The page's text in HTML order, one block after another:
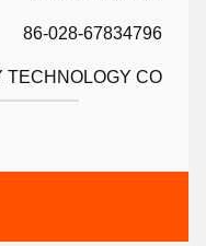
86-028-67834796
TECHNOLOGY CO